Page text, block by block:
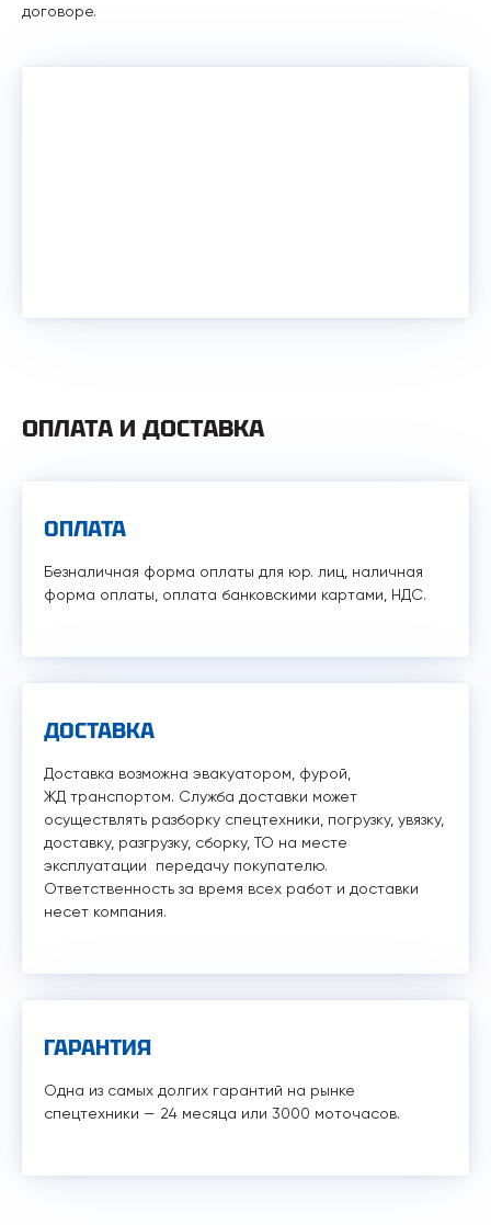
договоре.
ОПЛАТА И ДОСТАВКА
ОПЛАТА
Безналичная форма оплаты для юр. лиц, наличная
форма оплаты, оплата банковскими картами, НДС.
ДОСТАВКА
Доставка возможна эвакуатором, фурой,
ЖД транспортом. Служба доставки может
осуществлять разборку спецтехники, погрузку, увязку,
доставку, разгрузку, сборку, ТО на месте
эксплуатации передачу покупателю.
Ответственность за время всех работ и доставки
несет компания.
ГАРАНТИЯ
Одна из самых долгих гарантий на рынке
спецтехники — 24 месяца или 3000 моточасов.